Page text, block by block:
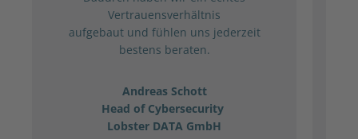
Vertrauensverhältnis
aufgebaut und fühlen uns jederzeit
bestens beraten.
Andreas Schott
Head of Cybersecurity
Lobster DATA GmbH